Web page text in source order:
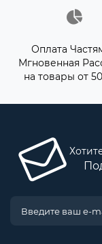
Оплата
Мгновенная
на товары от